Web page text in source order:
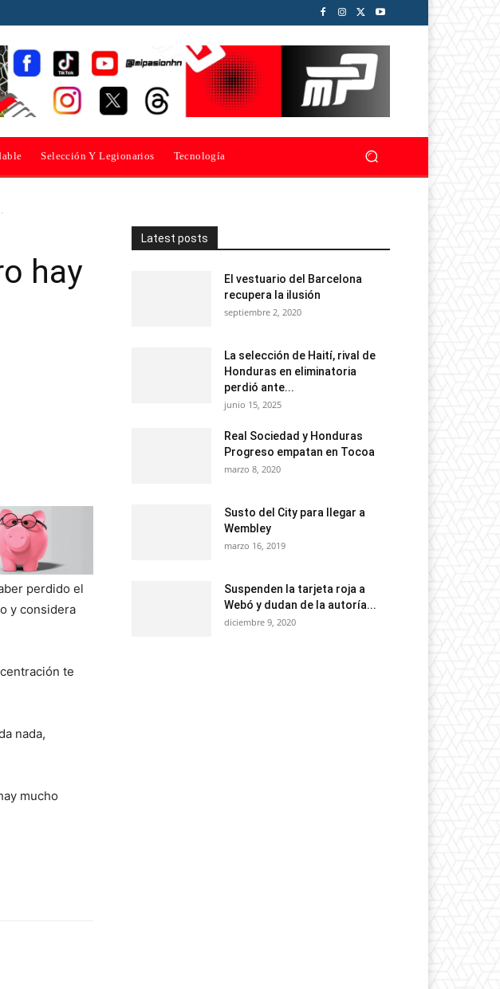
Selección Y Legionarios Tecnología
hay
perdido el
y considera
te
nada,
mucho
Latest posts
El vestuario del Barcelona
recupera la ilusión
septiembre 2, 2020
La selección de Haití, rival de
Honduras en eliminatoria
perdió ante...
junio 15, 2025
Real Sociedad y Honduras
Progreso empatan en Tocoa
marzo 8, 2020
Susto del City para llegar a
Wembley
marzo 16, 2019
Suspenden la tarjeta roja a
Webó y dudan de la autoría...
diciembre 9, 2020